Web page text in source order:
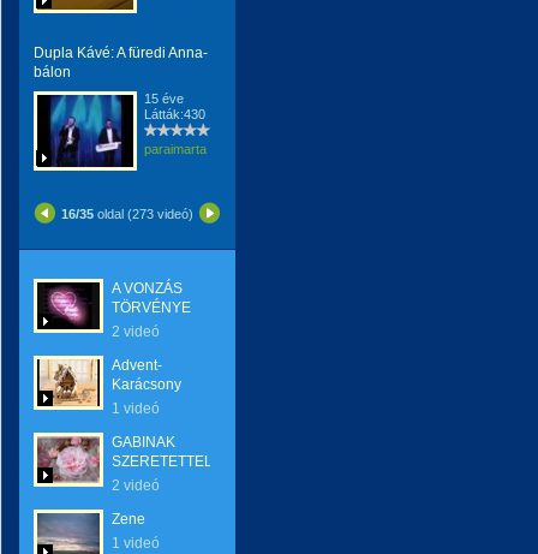
Dupla Kávé: A füredi Anna-
bálon
15 éve
Látták:430
paraimarta
16/35 oldal (273 videó)
A VONZÁS
TÖRVÉNYE
2 videó
Advent-
Karácsony
1 videó
GABINAK
SZERETETTEL
2 videó
Zene
1 videó